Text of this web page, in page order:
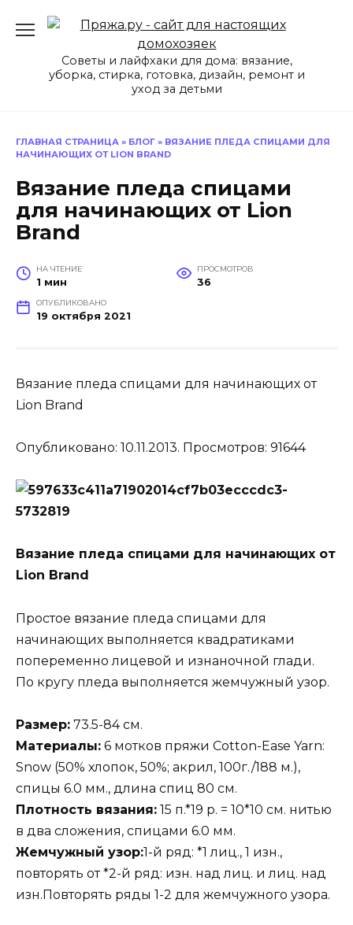
Советы и лайфхаки для дома: вязание,
уборка, стирка, готовка, дизайн, ремонт и
уход за детьми
ГЛАВНАЯ СТРАНИЦА » БЛОГ » ВЯЗАНИЕ ПЛЕДА СПИЦАМИ ДЛЯ
НАЧИНАЮЩИХ ОТ LION BRAND
Вязание пледа спицами
для начинающих от Lion
Brand
НА ЧТЕНИЕ
1 мин
ПРОСМОТРОВ
36
ОПУБЛИКОВАНО
19 октября 2021
Вязание пледа спицами для начинающих от
Lion Brand
Опубликовано: 10.11.2013. Просмотров: 91644
Вязание пледа спицами для начинающих от
Lion Brand
Простое вязание пледа спицами для
начинающих выполняется квадратиками
попеременно лицевой и изнаночной глади.
По кругу пледа выполняется жемчужный узор.
Размер: 73.5-84 см.
Материалы: 6 мотков пряжи Cotton-Ease Yarn:
Snow (50% хлопок, 50%; акрил, 100г./188 м.),
спицы 6.0 мм., длина спиц 80 см.
Плотность вязания: 15 п.*19 р. = 10*10 см. нитью
в два сложения, спицами 6.0 мм.
Жемчужный узор:1-й ряд: *1 лиц., 1 изн.,
повторять от *2-й ряд: изн. над лиц. и лиц. над
изн.Повторять ряды 1-2 для жемчужного узора.